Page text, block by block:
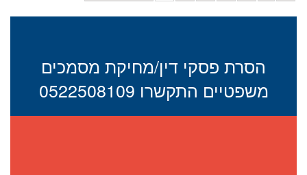
הסרת פסקי דין/מחיקת מסמכים
משפטיים התקשרו 0522508109